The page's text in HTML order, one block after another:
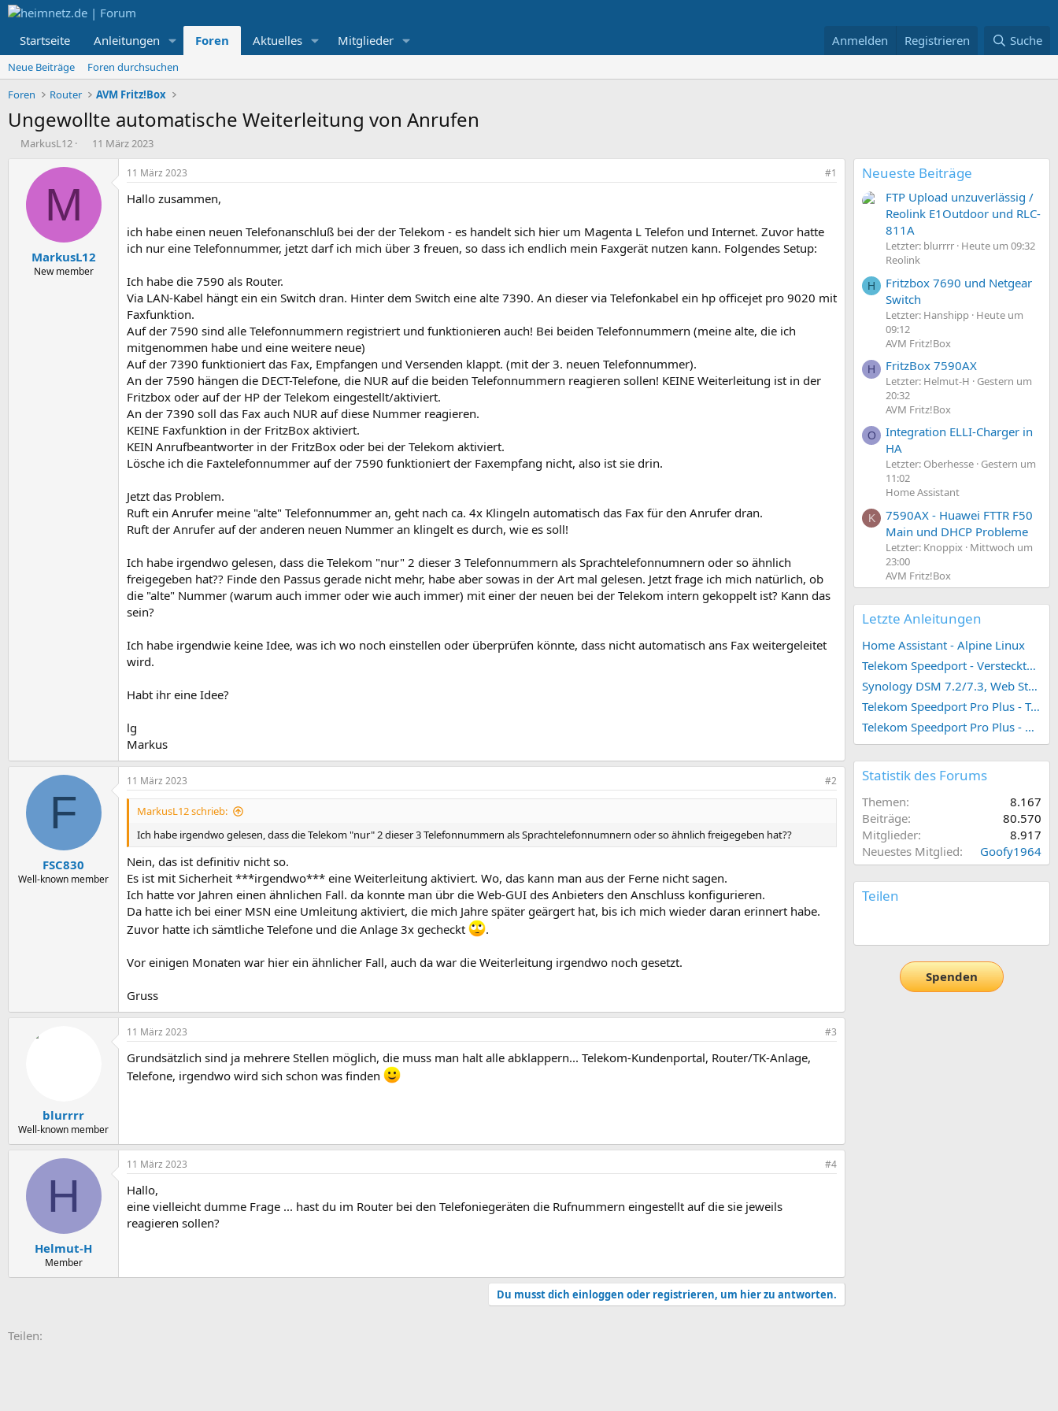
Startseite Anleitungen Foren Aktuelles Mitglieder Anmelden Registrieren Suche
Neue Beiträge
Foren durchsuchen
Foren
Router AVM Fritz!Box
Ungewollte automatische Weiterleitung von Anrufen
E
MarkusL12
E
t
l
a
m
11 März 2023
M
MarkusL12
New member
11 März 2023 #1
Hallo zusammen,
ich habe einen neuen Telefonanschluß bei der der Telekom - es handelt sich hier um Magenta L Telefon und Internet. Zuvor hatte
ich nur eine Telefonnummer, jetzt darf ich mich über 3 freuen, so dass ich endlich mein Faxgerät nutzen kann. Folgendes Setup:
Ich habe die 7590 als Router.
Via LAN-Kabel hängt ein ein Switch dran. Hinter dem Switch eine alte 7390. An dieser via Telefonkabel ein hp officejet pro 9020 mit
Faxfunktion.
Auf der 7590 sind alle Telefonnummern registriert und funktionieren auch! Bei beiden Telefonnummern (meine alte, die ich
mitgenommen habe und eine weitere neue)
Auf der 7390 funktioniert das Fax, Empfangen und Versenden klappt. (mit der 3. neuen Telefonnummer).
An der 7590 hängen die DECT-Telefone, die NUR auf die beiden Telefonnummern reagieren sollen! KEINE Weiterleitung ist in der
Fritzbox oder auf der HP der Telekom eingestellt/aktiviert.
An der 7390 soll das Fax auch NUR auf diese Nummer reagieren.
KEINE Faxfunktion in der FritzBox aktiviert.
KEIN Anrufbeantworter in der FritzBox oder bei der Telekom aktiviert.
Lösche ich die Faxtelefonnummer auf der 7590 funktioniert der Faxempfang nicht, also ist sie drin.
Jetzt das Problem.
Ruft ein Anrufer meine "alte" Telefonnummer an, geht nach ca. 4x Klingeln automatisch das Fax für den Anrufer dran.
Ruft der Anrufer auf der anderen neuen Nummer an klingelt es durch, wie es soll!
Ich habe irgendwo gelesen, dass die Telekom "nur" 2 dieser 3 Telefonnummern als Sprachtelefonnumnern oder so ähnlich
freigegeben hat?? Finde den Passus gerade nicht mehr, habe aber sowas in der Art mal gelesen. Jetzt frage ich mich natürlich, ob
die "alte" Nummer (warum auch immer oder wie auch immer) mit einer der neuen bei der Telekom intern gekoppelt ist? Kann das
sein?
Ich habe irgendwie keine Idee, was ich wo noch einstellen oder überprüfen könnte, dass nicht automatisch ans Fax weitergeleitet
wird.
Habt ihr eine Idee?
lg
Markus
F
FSC830
Well-known member
11 März 2023 #2
MarkusL12 schrieb:
Ich habe irgendwo gelesen, dass die Telekom "nur" 2 dieser 3 Telefonnummern als Sprachtelefonnumnern oder so ähnlich freigegeben hat??
Nein, das ist definitiv nicht so.
Es ist mit Sicherheit ***irgendwo*** eine Weiterleitung aktiviert. Wo, das kann man aus der Ferne nicht sagen.
Ich hatte vor Jahren einen ähnlichen Fall. da konnte man übr die Web-GUI des Anbieters den Anschluss konfigurieren.
Da hatte ich bei einer MSN eine Umleitung aktiviert, die mich Jahre später geärgert hat, bis ich mich wieder daran erinnert habe.
Zuvor hatte ich sämtliche Telefone und die Anlage 3x gecheckt
.
Vor einigen Monaten war hier ein ähnlicher Fall, auch da war die Weiterleitung irgendwo noch gesetzt.
Gruss
blurrrr
Well-known member
11 März 2023 #3
Grundsätzlich sind ja mehrere Stellen möglich, die muss man halt alle abklappern... Telekom-Kundenportal, Router/TK-Anlage,
Telefone, irgendwo wird sich schon was finden
H
Helmut-H
Member
11 März 2023 #4
Hallo,
eine vielleicht dumme Frage ... hast du im Router bei den Telefoniegeräten die Rufnummern eingestellt auf die sie jeweils
reagieren sollen?
Du musst dich einloggen oder registrieren, um hier zu antworten.
Teilen:
Neueste Beiträge
FTP Upload unzuverlässig /
Reolink E1Outdoor und RLC-
811A
Letzter: blurrrr Heute um 09:32
Reolink
H
Fritzbox 7690 und Netgear
Switch
Letzter: Hanshipp Heute um
09:12
AVM Fritz!Box
H FritzBox 7590AX
Letzter: Helmut-H
Gestern um
20:32
AVM Fritz!Box
O
Integration ELLI-Charger in
HA
Letzter: Oberhesse Gestern um
11:02
Home Assistant
K
7590AX - Huawei FTTR F50
Main und DHCP Probleme
Letzter: Knoppix
Mittwoch um
23:00
AVM Fritz!Box
Letzte Anleitungen
Home Assistant - Alpine Linux
Telekom Speedport - Versteckte Konfigurationen
Synology DSM 7.2/7.3, Web Station 4, Webdienst und Webportal erstellen (ehemals vHost)
Telekom Speedport Pro Plus - Telefonie einrichten
Telekom Speedport Pro Plus - Netzwerk einrichten
Statistik des Forums
Themen
8.167
Beiträge
80.570
Mitglieder
8.917
Neuestes Mitglied
Goofy1964
Teilen
Spenden